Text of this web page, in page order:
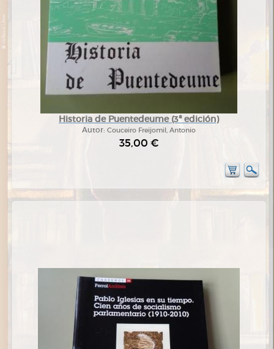
Historia de Puentedeume (3ª edición)
Autor: Couceiro Freijomil, Antonio
35,00 €